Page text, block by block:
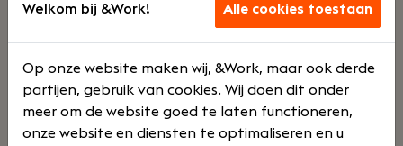
Head of Sales (MT-Lid)
Voltij
€
Welkom bij &Work! Alle cookies toestaan
Op onze website maken wij, &Work, maar ook derde
partijen, gebruik van cookies. Wij doen dit onder
meer om de website goed te laten functioneren,
onze website en diensten te optimaliseren en u